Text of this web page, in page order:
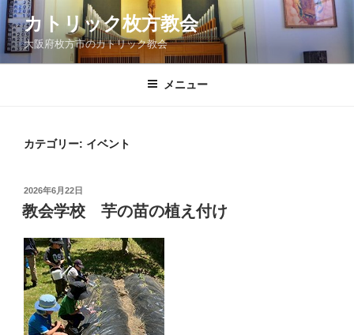
コ
ン
テ
ン
カトリック枚方教会
大阪府枚方市のカトリック教会
メニュー
カテゴリー: イベント
投
稿
日:
2026年6月22日
教会学校 芋の苗の植え付け